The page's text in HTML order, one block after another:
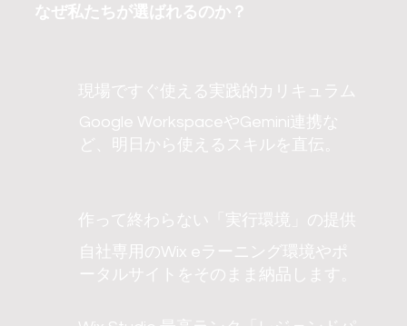
なぜ私たちが選ばれるのか？
現場ですぐ使える実践的カリキュラム
Google WorkspaceやGemini連携な
ど、明日から使えるスキルを直伝。
作って終わらない「実行環境」の提供
自社専用のWix eラーニング環境やポ
ータルサイトをそのまま納品します。